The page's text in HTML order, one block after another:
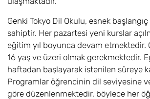
Genki Tokyo Dil Okulu, esnek
sahiptir. Her pazartesi yeni kurslar
eğitim yıl boyunca devam etmektedir.
16 yaş ve üzeri olmak gerekmektedir.
haftadan başlayarak istenilen süreye
Programlar öğrencinin dil seviyesine
göre düzenlenmektedir, böylece her